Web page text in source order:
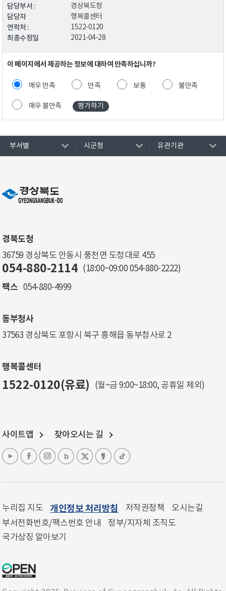
담당부서 : 경상북도청
담당자 행복콜센터
연락처 : 1522-0120
최종수정일 2021-04-28
이 페이지에서 제공하는 정보에 대하여 만족하십니까?
매우 만족 만족 보통 불만족
매우 불만족
부서별 시군청 유관기관
경북도청
36759 경상북도 안동시 풍천면 도청대로 455
054-880-2114 (18:00~09:00 054-880-2222)
팩스 054-880-4999
동부청사
37563 경상북도 포항시 북구 흥해읍 동부청사로 2
행복콜센터
1522-0120(유료) (월~금 9:00~18:00, 공휴일 제외)
사이트맵 찾아오시는 길
누리집 지도 개인정보 처리방침 저작권정책
오시는길
부서전화번호/팩스번호 안내
정부/지자체 조직도
국가상징 알아보기